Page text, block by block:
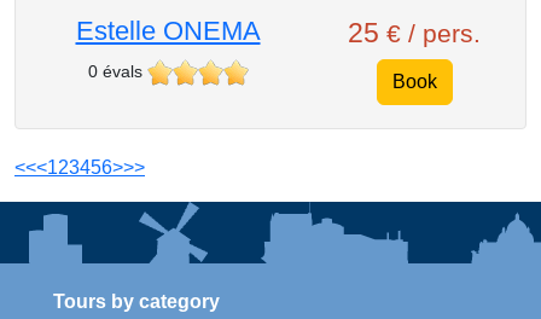
Estelle ONEMA
0 évals
25 € / pers.
Book
<<<123456>>>
Tours by category